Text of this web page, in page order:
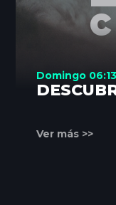
Domingo 06:13
Ver más >>